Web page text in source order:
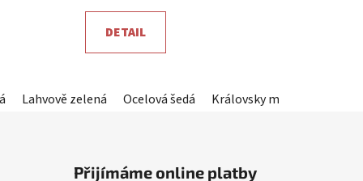
Světle šedá Starorůžová Grafit (tmavě
5,0
z
DETAIL
Lahvově zelená Ocelová šedá Královsky modrá
Přijímáme online platby